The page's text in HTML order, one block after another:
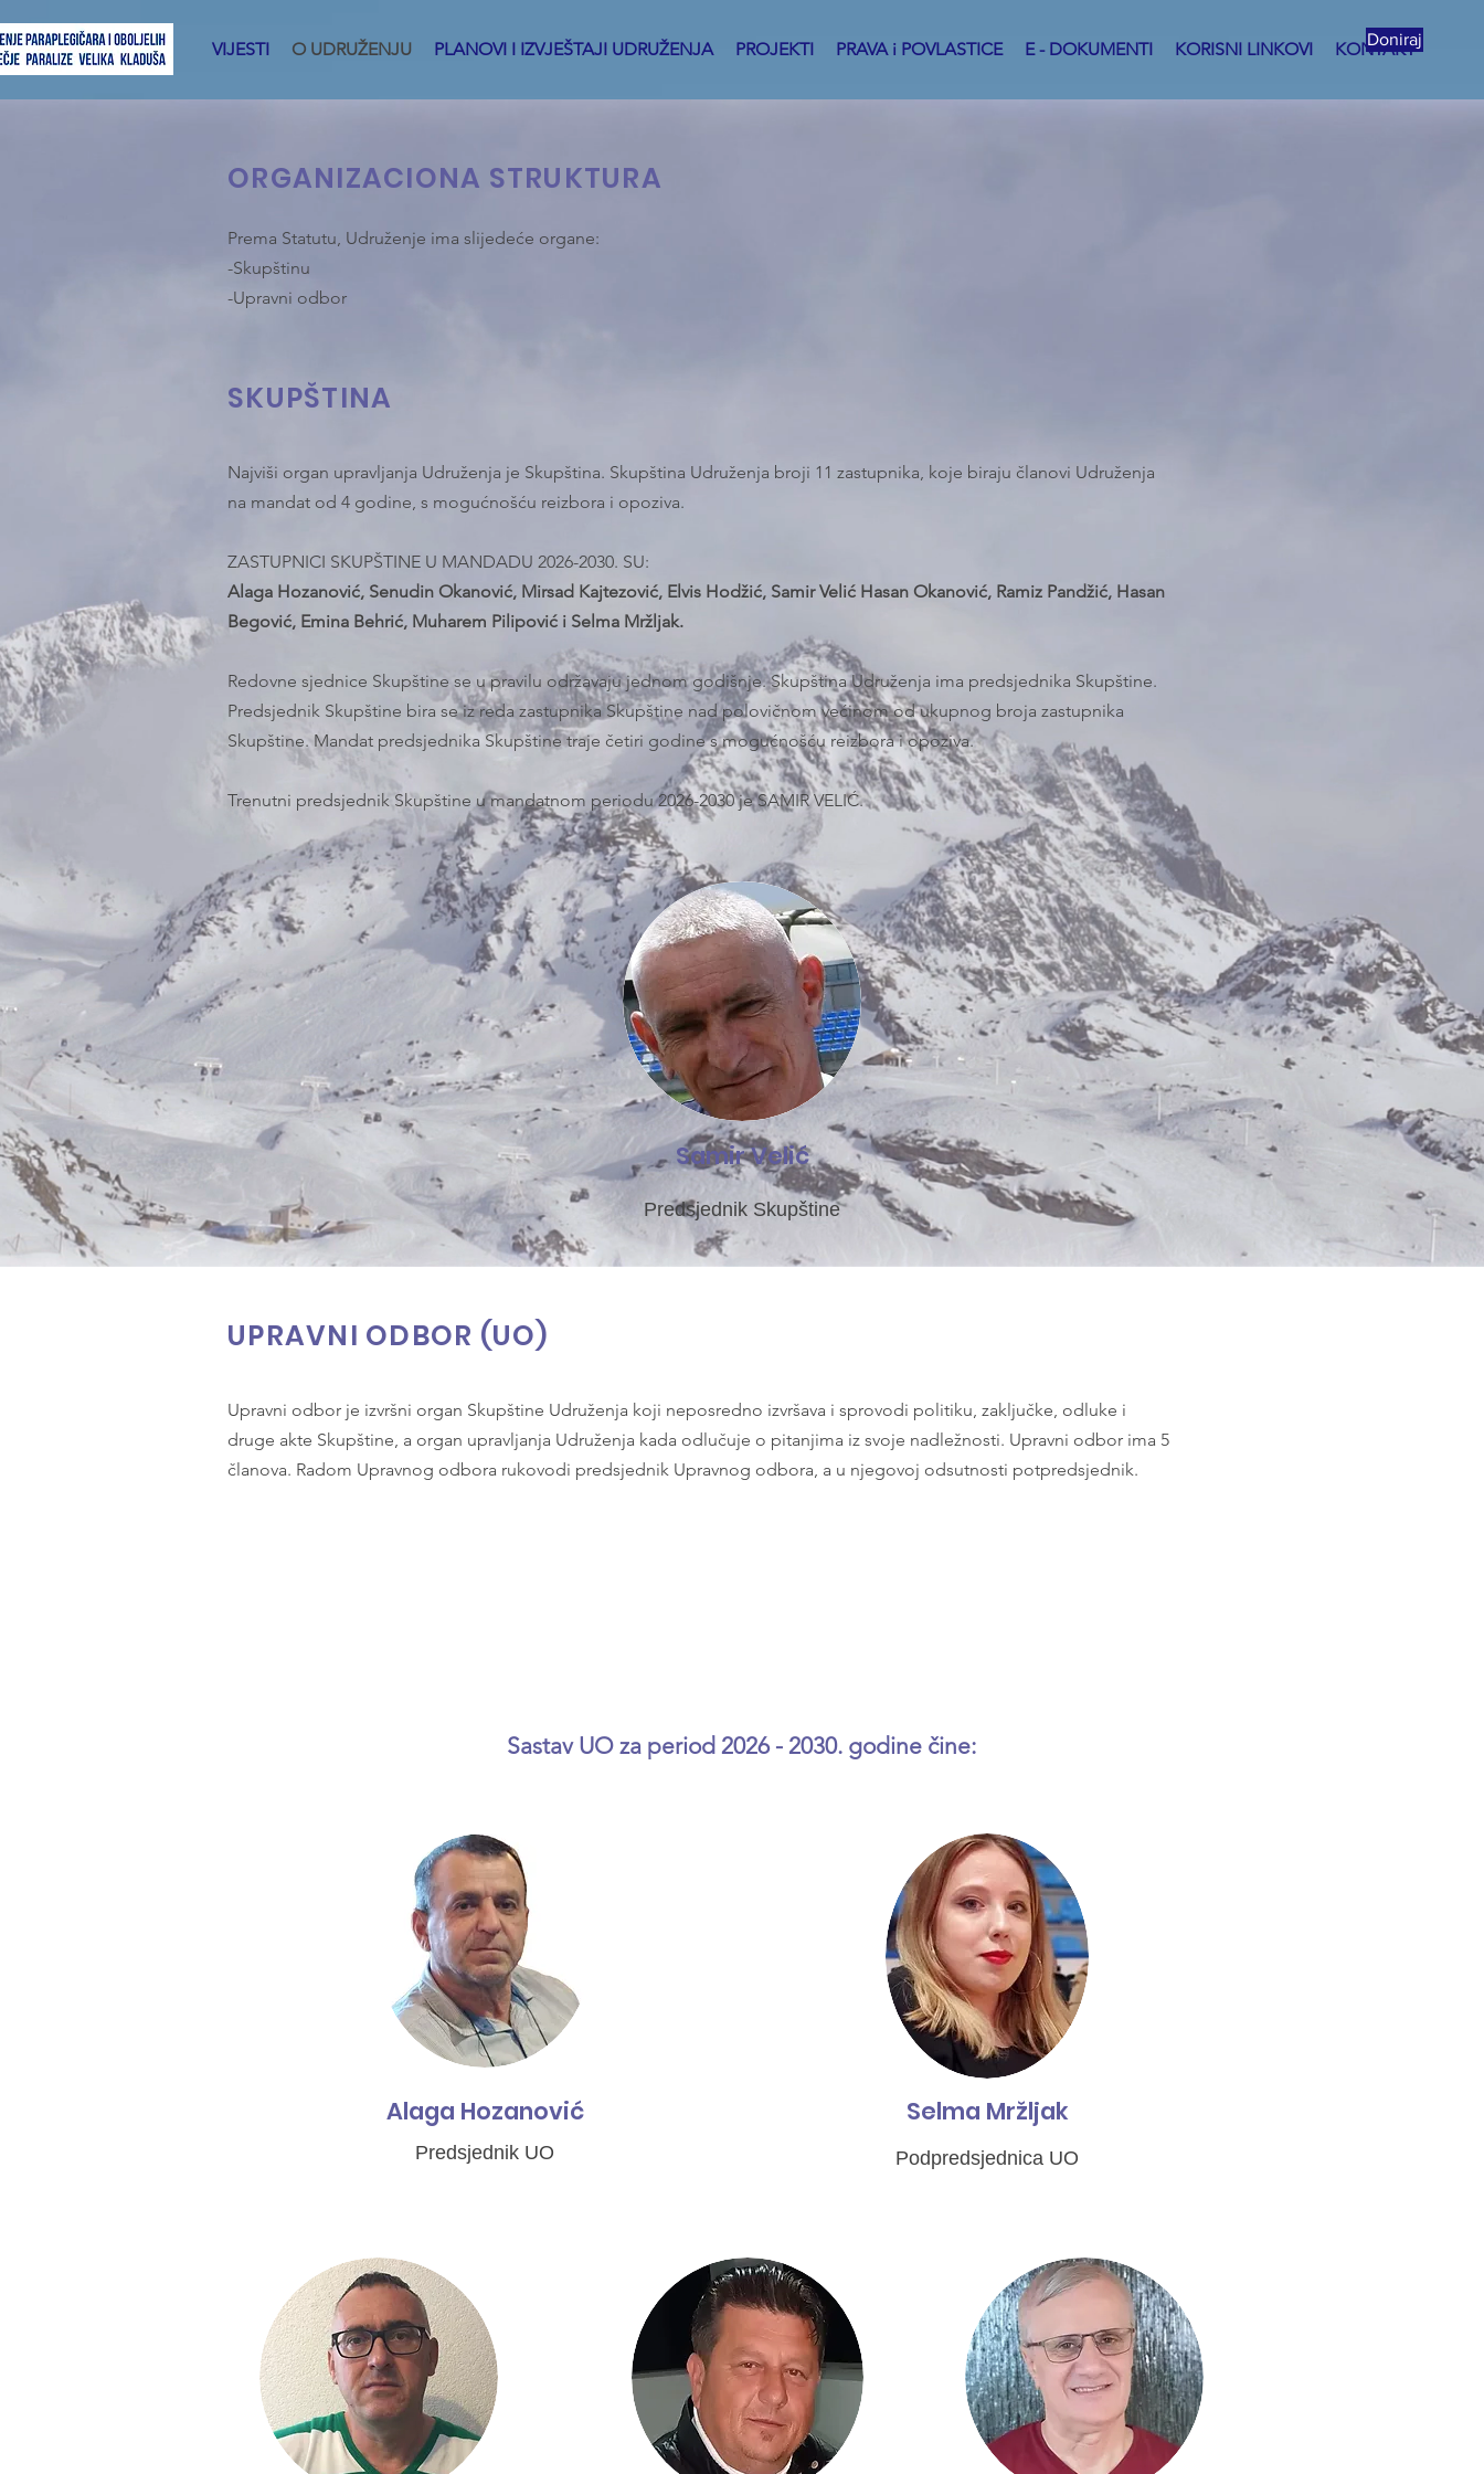
Doniraj
VIJESTI O UDRUŽENJU PLANOVI I IZVJEŠTAJI UDRUŽENJA PROJEKTI PRAVA i POVLASTICE E - DOKUMENTI KORISNI LINKOVI KONTAKT
ORGANIZACIONA STRUKTURA
Prema Statutu, Udruženje ima slijedeće organe:
-Skupštinu
-Upravni odbor
SKUPŠTINA
Najviši organ upravljanja Udruženja je Skupština. Skupština Udruženja broji 11 zastupnika, koje biraju članovi Udruženja
na mandat od 4 godine, s mogućnošću reizbora i opoziva.
ZASTUPNICI SKUPŠTINE U MANDADU 2026-2030. SU:
Alaga Hozanović, Senudin Okanović, Mirsad Kajtezović, Elvis Hodžić, Samir Velić Hasan Okanović, Ramiz Pandžić, Hasan
Begović, Emina Behrić, Muharem Pilipović i Selma Mržljak.
Redovne sjednice Skupštine se u pravilu održavaju jednom godišnje. Skupština Udruženja ima predsjednika Skupštine.
Predsjednik Skupštine bira se iz reda zastupnika Skupštine nad polovičnom većinom od ukupnog broja zastupnika
Skupštine. Mandat predsjednika Skupštine traje četiri godine s mogućnošću reizbora i opoziva.
Trenutni predsjednik Skupštine u mandatnom periodu 2026-2030 je SAMIR VELIĆ.
Samir Velić
Predsjednik Skupštine
UPRAVNI ODBOR (UO)
Upravni odbor je izvršni organ Skupštine Udruženja koji neposredno izvršava i sprovodi politiku, zaključke, odluke i
druge akte Skupštine, a organ upravljanja Udruženja kada odlučuje o pitanjima iz svoje nadležnosti. Upravni odbor ima 5
članova. Radom Upravnog odbora rukovodi predsjednik Upravnog odbora, a u njegovoj odsutnosti potpredsjednik.
Sastav UO za period 2026 - 2030. godine čine:
Alaga Hozanović
Predsjednik UO
Selma Mržljak
Podpredsjednica UO